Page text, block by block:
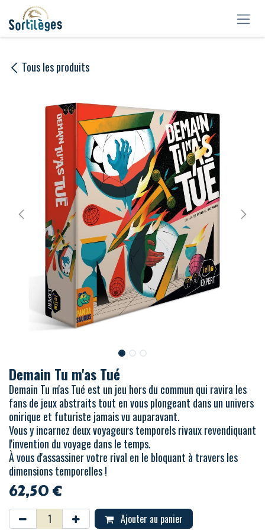
Se rendre au contenu
Tous les produits
Demain Tu m'as Tué
Demain Tu m'as Tué est un jeu hors du commun qui ravira les
fans de jeux abstraits tout en vous plongeant dans un univers
onirique et futuriste jamais vu auparavant.
Vous y incarnez deux voyageurs temporels rivaux revendiquant
l'invention du voyage dans le temps.
À vous d'assassiner votre rival en le bloquant à travers les
dimensions temporelles !
62,50€
Ajouter au panier